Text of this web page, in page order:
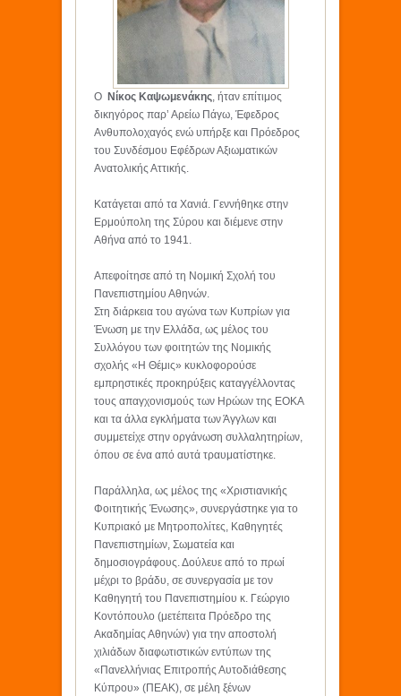
Ο Νίκος Καψωμενάκης, ήταν επίτιμος
δικηγόρος παρ’ Αρείω Πάγω, Έφεδρος
Ανθυπολοχαγός ενώ υπήρξε και Πρόεδρος
του Συνδέσμου Εφέδρων Αξιωματικών
Ανατολικής Αττικής.
Κατάγεται από τα Χανιά. Γεννήθηκε στην
Ερμούπολη της Σύρου και διέμενε στην
Αθήνα από το 1941.
Απεφοίτησε από τη Νομική Σχολή του
Πανεπιστημίου Αθηνών.
Στη διάρκεια του αγώνα των Κυπρίων για
Ένωση με την Ελλάδα, ως μέλος του
Συλλόγου των φοιτητών της Νομικής
σχολής «Η Θέμις» κυκλοφορούσε
εμπρηστικές προκηρύξεις καταγγέλλοντας
τους απαγχονισμούς των Ηρώων της ΕΟΚΑ
και τα άλλα εγκλήματα των Άγγλων και
συμμετείχε στην οργάνωση συλλαλητηρίων,
όπου σε ένα από αυτά τραυματίστηκε.
Παράλληλα, ως μέλος της «Χριστιανικής
Φοιτητικής Ένωσης», συνεργάστηκε για το
Κυπριακό με Μητροπολίτες, Καθηγητές
Πανεπιστημίων, Σωματεία και
δημοσιογράφους. Δούλευε από το πρωί
μέχρι το βράδυ, σε συνεργασία με τον
Καθηγητή του Πανεπιστημίου κ. Γεώργιο
Κοντόπουλο (μετέπειτα Πρόεδρο της
Ακαδημίας Αθηνών) για την αποστολή
χιλιάδων διαφωτιστικών εντύπων της
«Πανελλήνιας Επιτροπής Αυτοδιάθεσης
Κύπρου» (ΠΕΑΚ), σε μέλη ξένων